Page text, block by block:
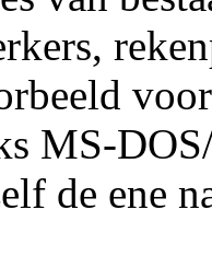
MS-
de ene